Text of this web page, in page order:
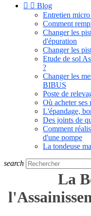
  Blog
Entretien
Comment
Changer les
d'épuration
Changer les
Etude de sol
?
Changer les
BIBUS
Poste de
Où acheter ses
L'épandage,
Des joints de
Comment
d'une pompe
La tondeuse
search
La